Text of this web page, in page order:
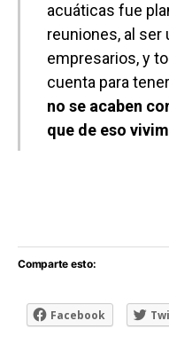
acuáticas fue
reuniones, al ser
empresarios, y
cuenta para
no se acaben
que de eso
Comparte esto:
Facebook